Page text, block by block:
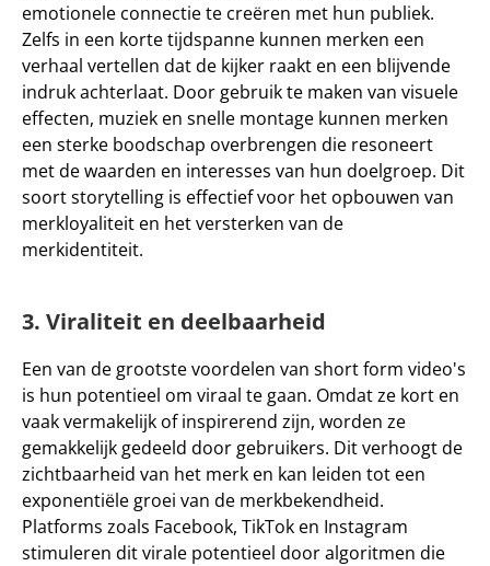
emotionele connectie te creëren met hun publiek.
Zelfs in een korte tijdspanne kunnen merken een
verhaal vertellen dat de kijker raakt en een blijvende
indruk achterlaat. Door gebruik te maken van visuele
effecten, muziek en snelle montage kunnen merken
een sterke boodschap overbrengen die resoneert
met de waarden en interesses van hun doelgroep. Dit
soort storytelling is effectief voor het opbouwen van
merkloyaliteit en het versterken van de
merkidentiteit.
3. Viraliteit en deelbaarheid
Een van de grootste voordelen van short form video's
is hun potentieel om viraal te gaan. Omdat ze kort en
vaak vermakelijk of inspirerend zijn, worden ze
gemakkelijk gedeeld door gebruikers. Dit verhoogt de
zichtbaarheid van het merk en kan leiden tot een
exponentiële groei van de merkbekendheid.
Platforms zoals Facebook, TikTok en Instagram
stimuleren dit virale potentieel door algoritmen die